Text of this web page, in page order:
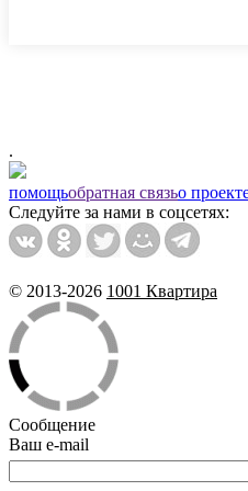
.
помощьобратная связьо
Следуйте за нами в соцсетях:
© 2013-2026 1001 Квартира
Сообщение
Ваш e-mail